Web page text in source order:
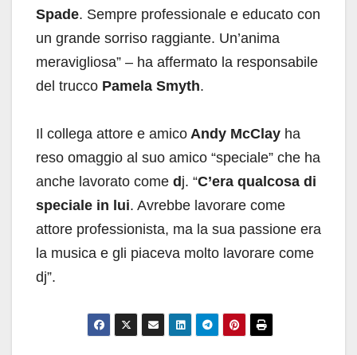
Spade. Sempre professionale e educato con
un grande sorriso raggiante. Un’anima
meravigliosa” – ha affermato la responsabile
del trucco Pamela Smyth.
Il collega attore e amico Andy McClay ha
reso omaggio al suo amico “speciale” che ha
anche lavorato come d j. “C’era qualcosa di
speciale in lui. Avrebbe lavorare come
attore professionista, ma la sua passione era
la musica e gli piaceva molto lavorare come
dj”.